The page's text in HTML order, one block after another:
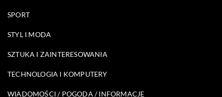
SPORT
STYL I MODA
SZTUKA I ZAINTERESOWANIA
TECHNOLOGIA I KOMPUTERY
WIADOMOŚCI / POGODA / INFORMACJE